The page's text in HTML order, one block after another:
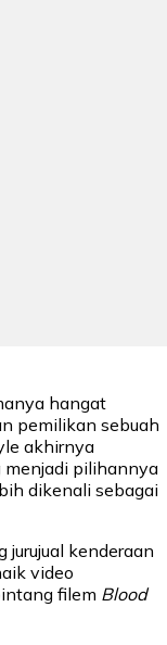
hangat
pemilikan sebuah
akhirnya
menjadi pilihannya
dikenali sebagai
jurujual kenderaan
video
filem Blood